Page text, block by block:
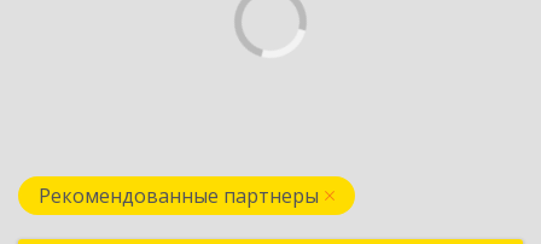
Рекомендованные партнеры